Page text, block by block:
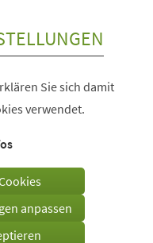
Sie sich damit
verwendet.
anpassen